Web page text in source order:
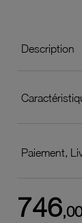
Description
Paiement,
746